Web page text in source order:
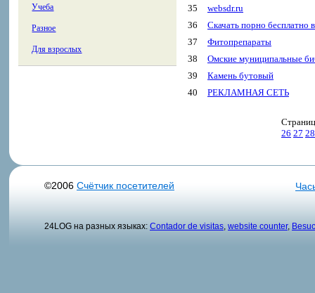
Учеба
Разное
Для взрослых
35
websdr.ru
36
Скачать порно бесплатно
37
Фитопрепараты
38
Омские муниципальные
39
Камень бутовый
40
РЕКЛАМНАЯ СЕТЬ
26 27 28
©2006 Счётчик посетителей
24LOG на разных языках: Contador de visitas website counter,